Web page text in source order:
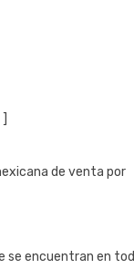
de venta por
se encuentran en